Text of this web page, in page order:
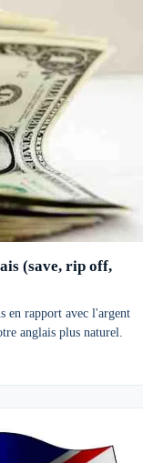
(save, rip off,
en rapport avec l'argent
anglais plus naturel.